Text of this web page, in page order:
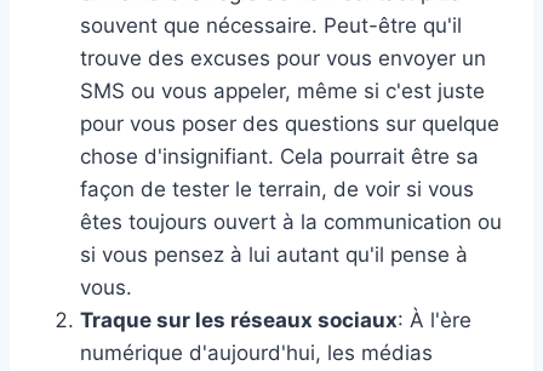
souvent que nécessaire. Peut-être qu'il
trouve des excuses pour vous envoyer un
SMS ou vous appeler, même si c'est juste
pour vous poser des questions sur quelque
chose d'insignifiant. Cela pourrait être sa
façon de tester le terrain, de voir si vous
êtes toujours ouvert à la communication ou
si vous pensez à lui autant qu'il pense à
vous.
Traque sur les réseaux sociaux: À l'ère
numérique d'aujourd'hui, les médias